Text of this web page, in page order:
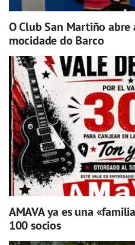
O Club San Martiño
mocidade do Barco
AMAVA ya es una
100 socios